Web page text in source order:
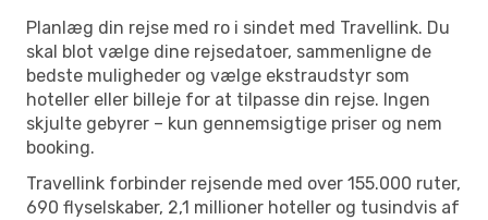
Planlæg din rejse med ro i sindet med Travellink. Du
skal blot vælge dine rejsedatoer, sammenligne de
bedste muligheder og vælge ekstraudstyr som
hoteller eller billeje for at tilpasse din rejse. Ingen
skjulte gebyrer – kun gennemsigtige priser og nem
booking.
Travellink forbinder rejsende med over 155.000 ruter,
690 flyselskaber, 2,1 millioner hoteller og tusindvis af